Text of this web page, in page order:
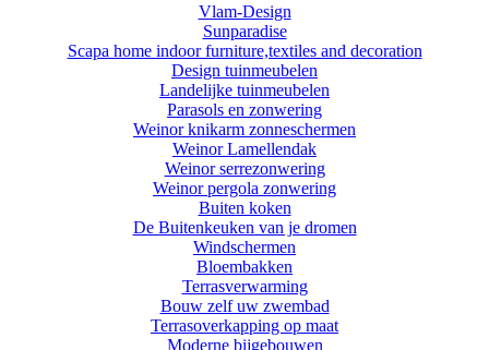
Vlam-Design
Sunparadise
Scapa home indoor furniture,textiles and decoration
Design tuinmeubelen
Landelijke tuinmeubelen
Parasols en zonwering
Weinor knikarm zonneschermen
Weinor Lamellendak
Weinor serrezonwering
Weinor pergola zonwering
Buiten koken
De Buitenkeuken van je dromen
Windschermen
Bloembakken
Terrasverwarming
Bouw zelf uw zwembad
Terrasoverkapping op maat
Moderne bijgebouwen